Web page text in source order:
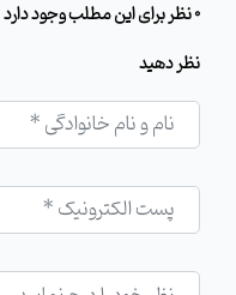
0 نظر برای این مطلب وجود دارد
نظر دهید